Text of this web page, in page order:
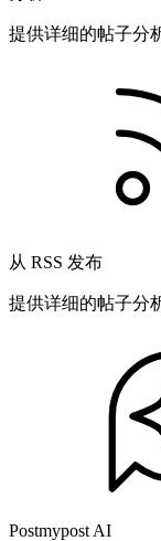
提供详细的帖子分
从 RSS 发布
提供详细的帖子分
Postmypost AI